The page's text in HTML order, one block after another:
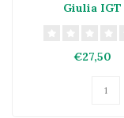
Giulia IGT
€27,50